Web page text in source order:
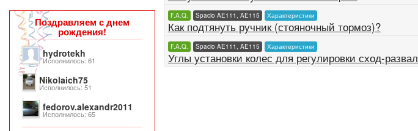
F.A.Q. Spacio AE111, AE115 Характеристики
Как подтянуть ручник (стояночный тормоз)?
F.A.Q. Spacio AE111, AE115 Характеристики
Углы установки колес для регулировки сход-развал
Поздравляем с днем
рождения!
hydrotekh
Исполнилось: 61
Nikolaich75
Исполнилось: 51
fedorov.alexandr2011
Исполнилось: 65